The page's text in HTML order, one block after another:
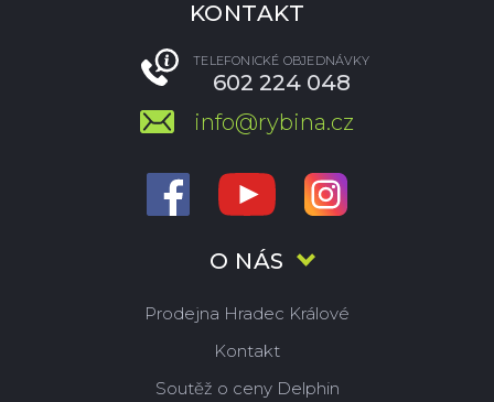
O NÁS
Prodejna Hradec Králové
Kontakt
Soutěž o ceny Delphin
KONTAKT
TELEFONICKÉ OBJEDNÁVKY
602 224 048
info@rybina.cz